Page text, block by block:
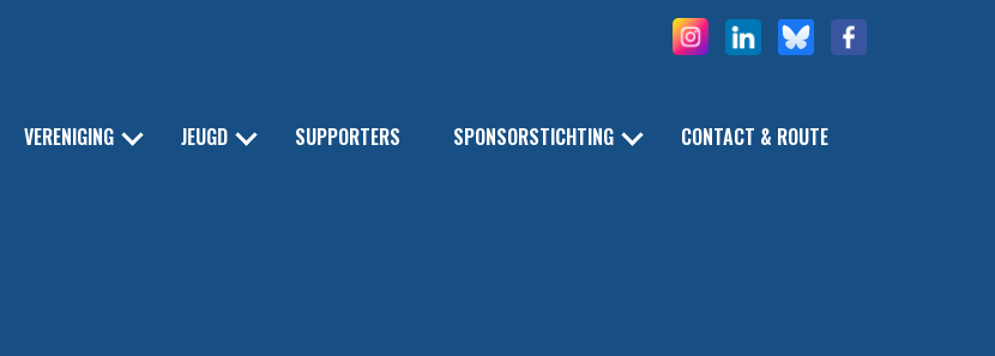
VERENIGING JEUGD SUPPORTERS SPONSORSTICHTING CONTACT & ROUTE